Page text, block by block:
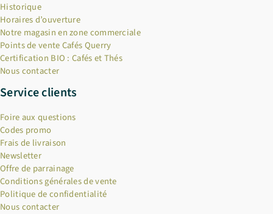
Historique
Horaires d’ouverture
Notre magasin en zone commerciale
Points de vente Cafés Querry
Certification BIO : Cafés et Thés
Nous contacter
Service clients
Foire aux questions
Codes promo
Frais de livraison
Newsletter
Offre de parrainage
Conditions générales de vente
Politique de confidentialité
Nous contacter